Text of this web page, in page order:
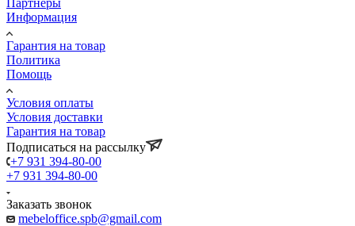
Информация
Гарантия на товар
Политика
Помощь
Условия оплаты
Условия доставки
Гарантия на товар
Подписаться на рассылку
+7 931 394-80-00
+7 931 394-80-00
Заказать звонок
mebeloffice.spb@gmail.com